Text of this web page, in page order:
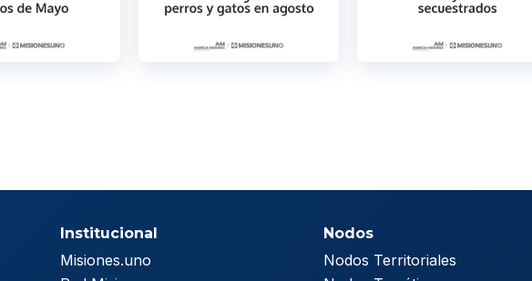
Institucional
Misiones.uno
Nodos
Nodos Territoriales